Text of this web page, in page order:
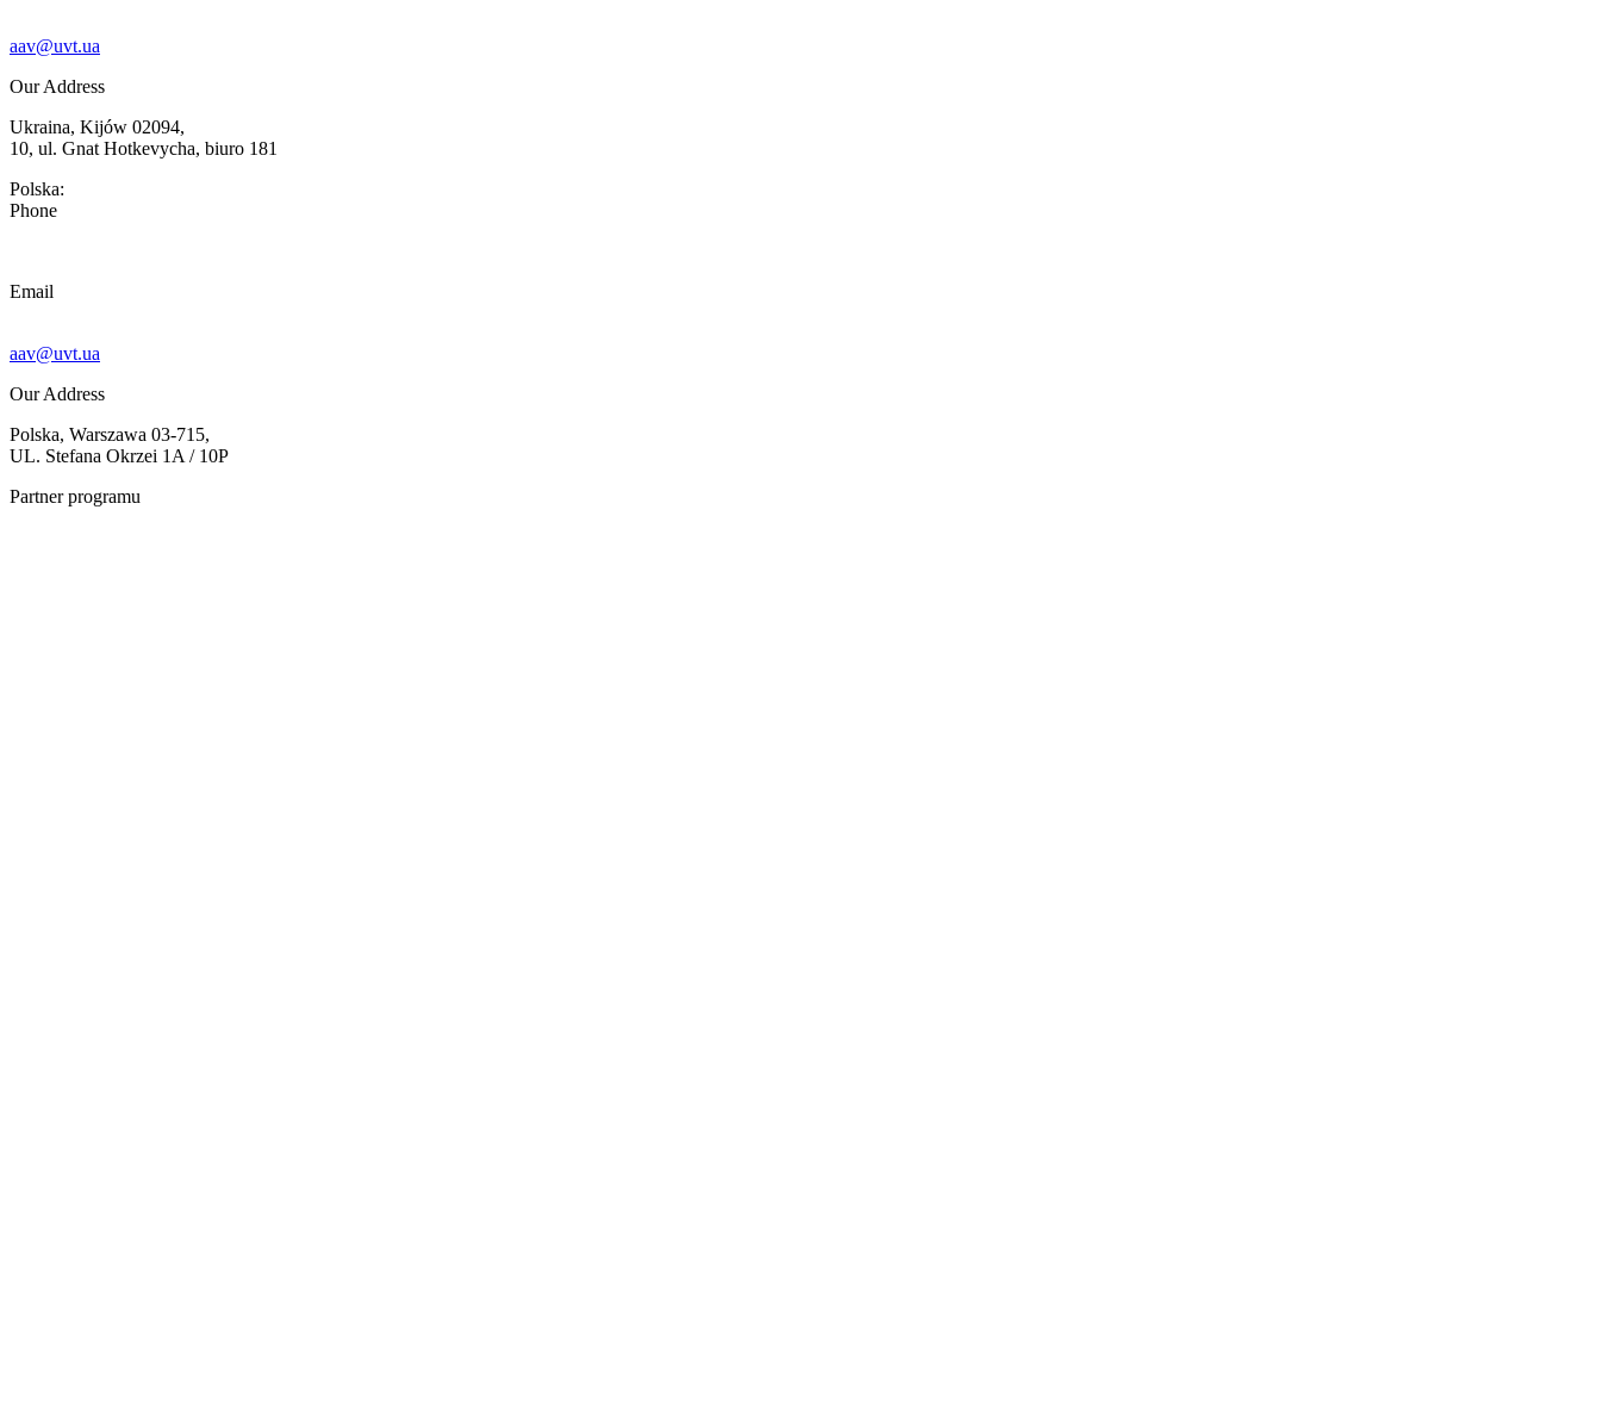
aav@uvt.ua
Our Address
Ukraina, Kijów 02094,
10, ul. Gnat Hotkevycha, biuro 181
Polska:
Phone
Email
aav@uvt.ua
Our Address
Polska, Warszawa 03-715,
UL. Stefana Okrzei 1A / 10P
Partner programu